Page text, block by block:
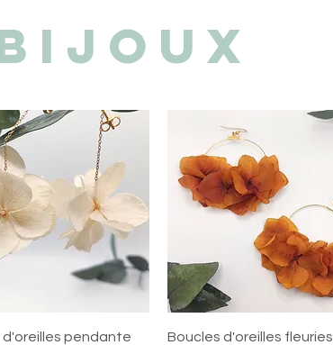
Aperçu rapide
d'oreilles pendante
Aperçu rapide
Boucles d'oreilles fleuries,